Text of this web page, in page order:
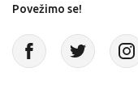
Povežimo se!